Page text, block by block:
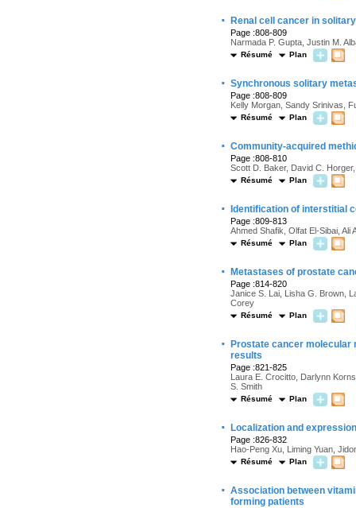
· Renal cell cancer in
Page :808-809
Narmada P. Gupta, Justin M.
Résumé Plan
· Synchronous solitary
Page :808-809
Kelly Morgan, Sandy Srinivas,
Résumé Plan
· Community-acquired
Page :808-810
Scott D. Baker, David C.
Résumé Plan
· Identification of interstitial
Page :809-813
Ahmed Shafik, Olfat El-Sibai, Ali
Résumé Plan
· Metastases of prostate
Page :814-820
Janice S. Lai, Lisha G. Brown,
Corey
Résumé Plan
·
Prostate cancer molecular
results
Page :821-825
Laura E. Crocitto, Darlynn
S. Smith
Résumé Plan
· Localization and
Page :826-832
Hao-Peng Xu, Liming Yuan,
Résumé Plan
· Association between
forming patients